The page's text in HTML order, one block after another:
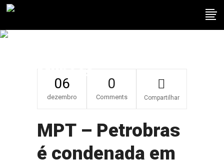
Milhões
06
dezembro
0
Comments Compartilhar
MPT – Petrobras
é condenada em